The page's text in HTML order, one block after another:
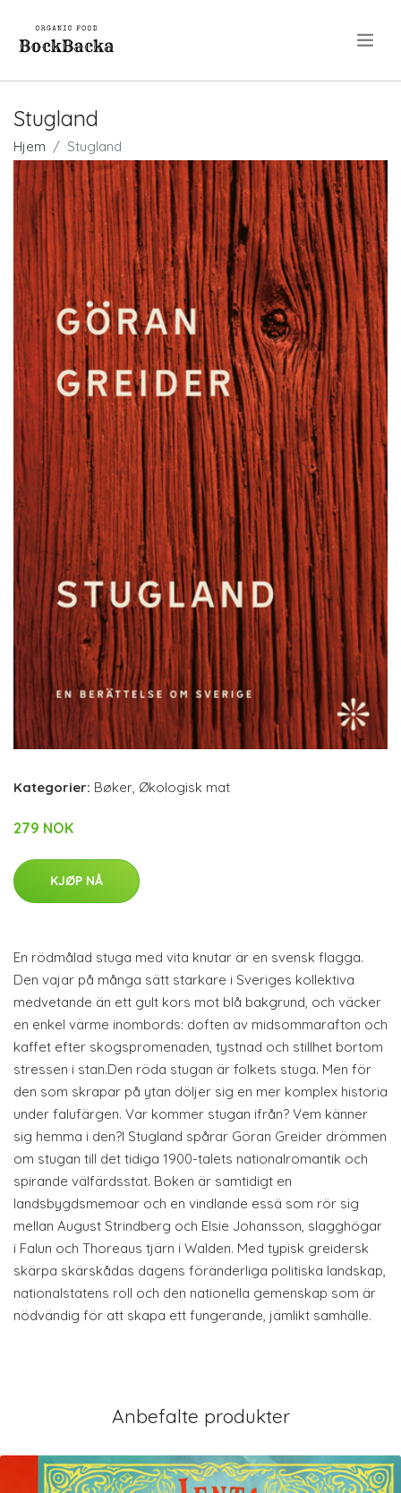
Stugland
Hjem Stugland
Kategorier: Bøker, Økologisk mat
279 NOK
KJØP NÅ
En rödmålad stuga med vita knutar är en svensk flagga.
Den vajar på många sätt starkare i Sveriges kollektiva
medvetande än ett gult kors mot blå bakgrund, och väcker
en enkel värme inombords: doften av midsommarafton och
kaffet efter skogspromenaden, tystnad och stillhet bortom
stressen i stan.Den röda stugan är folkets stuga. Men för
den som skrapar på ytan döljer sig en mer komplex historia
under falufärgen. Var kommer stugan ifrån? Vem känner
sig hemma i den?I Stugland spårar Göran Greider drömmen
om stugan till det tidiga 1900-talets nationalromantik och
spirande välfärdsstat. Boken är samtidigt en
landsbygdsmemoar och en vindlande essä som rör sig
mellan August Strindberg och Elsie Johansson, slagghögar
i Falun och Thoreaus tjärn i Walden. Med typisk greidersk
skärpa skärskådas dagens föränderliga politiska landskap,
nationalstatens roll och den nationella gemenskap som är
nödvändig för att skapa ett fungerande, jämlikt samhälle.
Anbefalte produkter